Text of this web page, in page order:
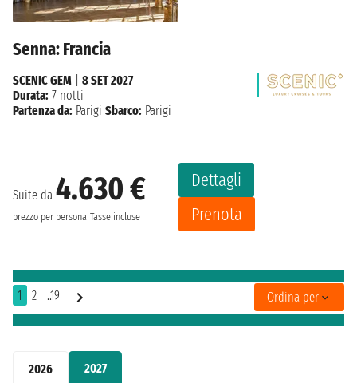
2026 2027
Senna: Francia
Suite da 4.630 €
prezzo per persona Tasse incluse
Dettagli
Prenota
SCENIC GEM
8 SET 2027
Durata: 7 notti
Partenza da: Parigi Sbarco: Parigi
1 2 ..19 Ordina per